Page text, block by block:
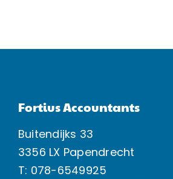
Fortius Accountants
Buitendijks 33
3356 LX Papendrecht
T: 078-6549925